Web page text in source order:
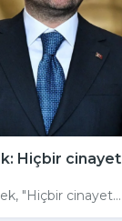
Hiçbir cinayet
"Hiçbir cinayet...